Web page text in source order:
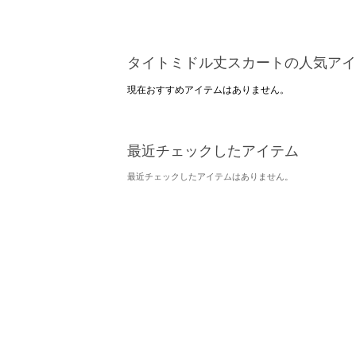
タイトミドル丈スカートの人気ア
現在おすすめアイテムはありません。
最近チェックしたアイテム
最近チェックしたアイテムはありません。